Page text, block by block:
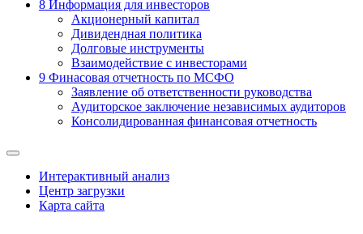
8 Информация для инвесторов
Акционерный капитал
Дивидендная политика
Долговые инструменты
Взаимодействие с инвеcторами
9 Финасовая отчетность по МСФО
Заявление об ответственности руководства
Аудиторское заключение независимых аудиторов
Консолидированная финансовая отчетность
Интерактивный анализ
Центр загрузки
Карта сайта